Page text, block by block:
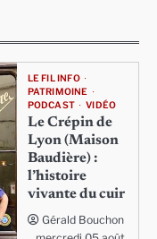
LE FIL INFO
PATRIMOINE
PODCAST
VIDÉO
Le Crépin de
Lyon (Maison
Baudière) :
l’histoire
vivante du cuir
Gérald Bouchon